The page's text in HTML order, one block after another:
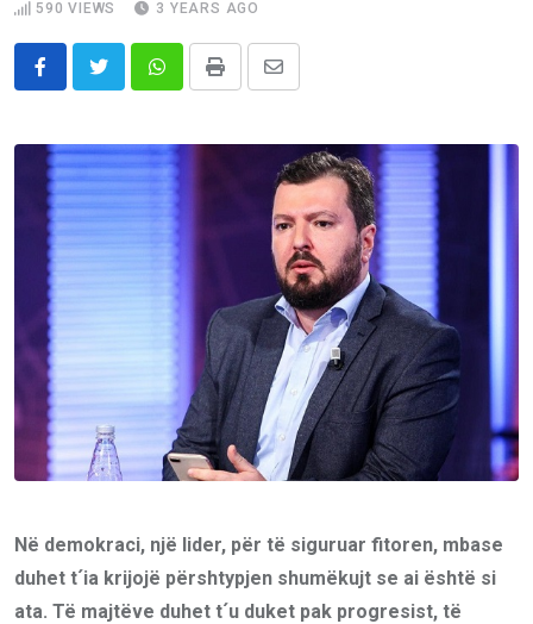
590 VIEWS 3 YEARS AGO
WhatsappPrint
Share
Email
Në demokraci, një lider, për të siguruar fitoren, mbase
duhet t´ia krijojë përshtypjen shumëkujt se ai është si
ata. Të majtëve duhet t´u duket pak progresist, të